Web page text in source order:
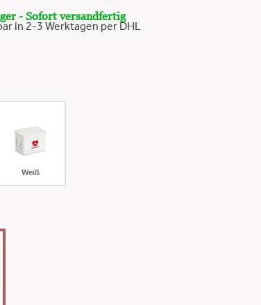
- Sofort versandfertig
in 2-3 Werktagen per DHL
Weiß